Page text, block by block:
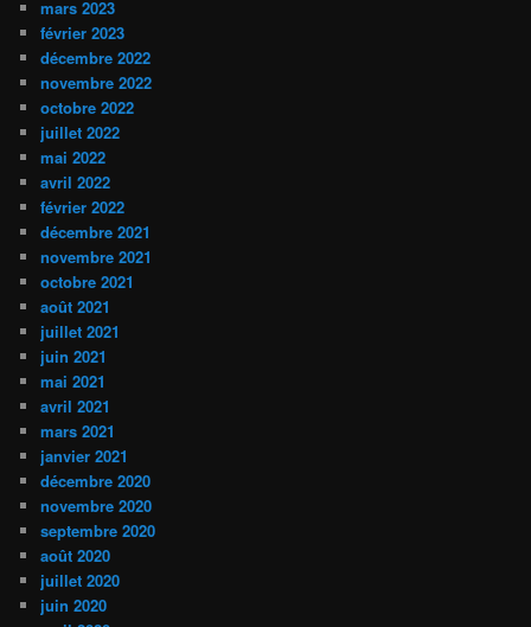
mars 2023
février 2023
décembre 2022
novembre 2022
octobre 2022
juillet 2022
mai 2022
avril 2022
février 2022
décembre 2021
novembre 2021
octobre 2021
août 2021
juillet 2021
juin 2021
mai 2021
avril 2021
mars 2021
janvier 2021
décembre 2020
novembre 2020
septembre 2020
août 2020
juillet 2020
juin 2020